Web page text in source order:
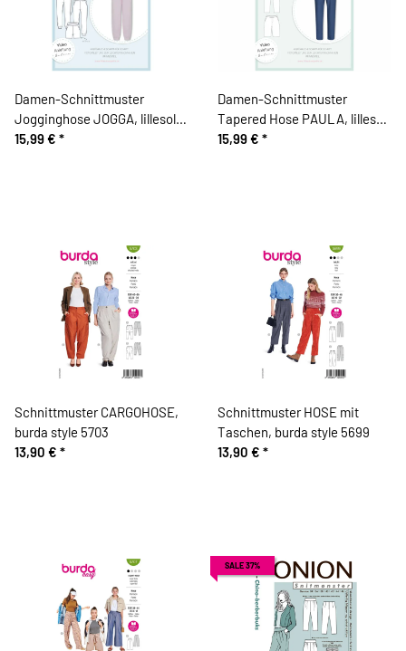
Damen-Schnittmuster
Jogginghose JOGGA, lillesol
women No.85
15,99 € *
Damen-Schnittmuster
Tapered Hose PAULA, lillesol
women No.62
15,99 € *
Schnittmuster CARGOHOSE,
burda style 5703
13,90 € *
Schnittmuster HOSE mit
Taschen, burda style 5699
13,90 € *
SALE 37%